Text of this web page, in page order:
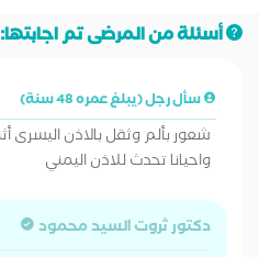
أسئلة من المرضى تم اجابتها:
سأل رجل (يبلغ عمره 48 سنة)
شعور بألم وثقل بالاذن اليسرى
واحيانا تحدث للاذن اليمني
دكتور ثروت السيد محمود